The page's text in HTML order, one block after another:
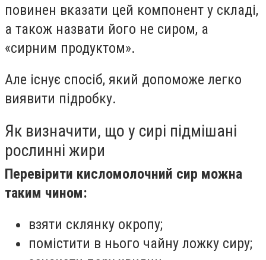
повинен вказати цей компонент у складі,
а також назвати його не сиром, а
«сирним продуктом».
Але існує спосіб, який допоможе легко
виявити підробку.
Як визначити, що у сирі підмішані
рослинні жири
Перевірити кисломолочний сир можна
таким чином:
взяти склянку окропу;
помістити в нього чайну ложку сиру;